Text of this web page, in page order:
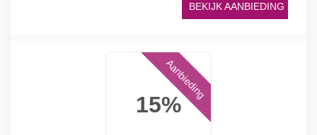
BEKIJK AANBIEDING
15%
Aanbieding